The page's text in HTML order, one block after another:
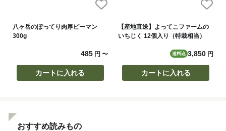
八ヶ岳のぽってり肉厚ピーマン
300g
485円 〜
カートに入れる
【産地直送】よってこファームの
いちじく 12個入り（特栽相当）
送料込 3,850 円
カートに入れる
おすすめ読みもの